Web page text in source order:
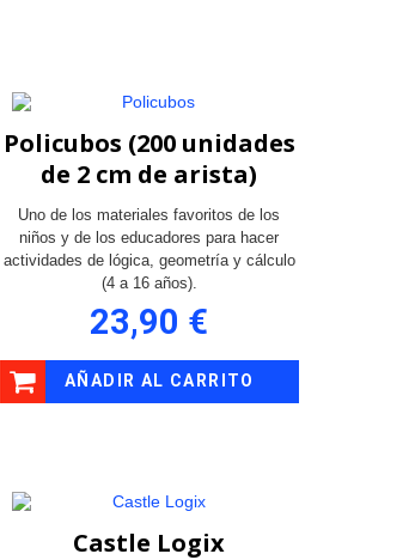
Policubos (200 unidades
de 2 cm de arista)
Uno de los materiales favoritos de los
niños y de los educadores para hacer
actividades de lógica, geometría y cálculo
(4 a 16 años).
23,90 €
AÑADIR AL CARRITO
Castle Logix